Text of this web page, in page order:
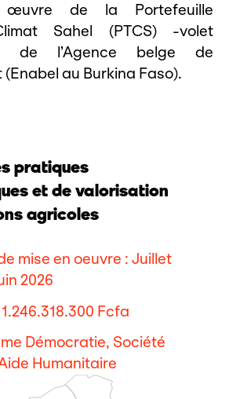
de la Portefeuille
Sahel (PTCS) -volet
de l’Agence belge de
au Burkina Faso).
pratiques
et de valorisation
agricoles
mise en oeuvre : Juillet
2026
Fcfa
Démocratie, Société
Humanitaire